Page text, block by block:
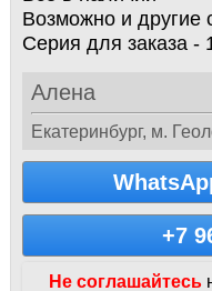
Возможно и другие
Серия для заказа -
Алена
Екатеринбург, м.
+7
Не соглашайтесь